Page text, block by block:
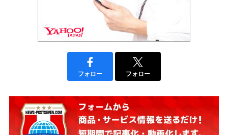
フォロー フォロー